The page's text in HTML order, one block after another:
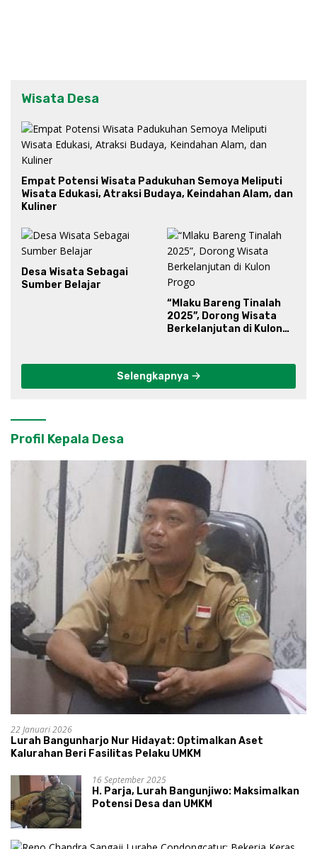
Wisata Desa
Empat Potensi Wisata Padukuhan Semoya Meliputi
Wisata Edukasi, Atraksi Budaya, Keindahan Alam, dan
Kuliner
Desa Wisata Sebagai
Sumber Belajar
“Mlaku Bareng Tinalah
2025”, Dorong Wisata
Berkelanjutan di Kulon
Selengkapnya
Profil Kepala Desa
22 Januari 2026
Lurah Bangunharjo Nur Hidayat: Optimalkan Aset
Kalurahan Beri Fasilitas Pelaku UMKM
16 September 2025
H. Parja, Lurah Bangunjiwo: Maksimalkan
Potensi Desa dan UMKM